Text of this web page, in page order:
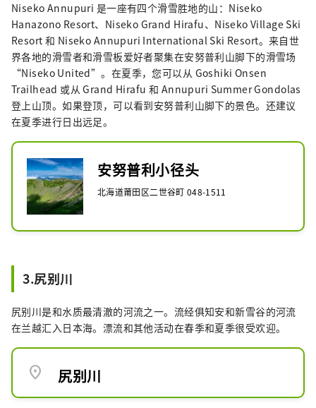
Niseko Annupuri 是一座有四个滑雪胜地的山：Niseko
Hanazono Resort、Niseko Grand Hirafu、Niseko Village Ski
Resort 和 Niseko Annupuri International Ski Resort。来自世
界各地的滑雪者和滑雪板爱好者聚集在安努普利山脚下的滑雪场
“Niseko United”。在夏季，您可以从 Goshiki Onsen
Trailhead 或从 Grand Hirafu 和 Annupuri Summer Gondolas
登上山顶。如果登顶，可以看到安努普利山脚下的景色。还建议
在夏季进行日出远足。
安努普利小径头
北海道莆田区二世谷町 048-1511
3.尻别川
尻别川是和水质最清澈的河流之一。流经俱知安和新雪谷的河流
在兰越汇入日本海。漂流和其他活动在春季和夏季很受欢迎。
location_on 尻别川